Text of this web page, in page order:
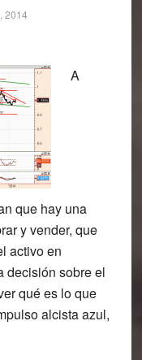
2014
A
que hay una
y vender, que
activo en
decisión sobre el
qué es lo que
alcista azul,